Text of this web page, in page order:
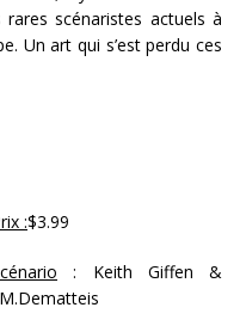
scénaristes actuels à
Un art qui s’est perdu ces
:$3.99
: Keith Giffen &